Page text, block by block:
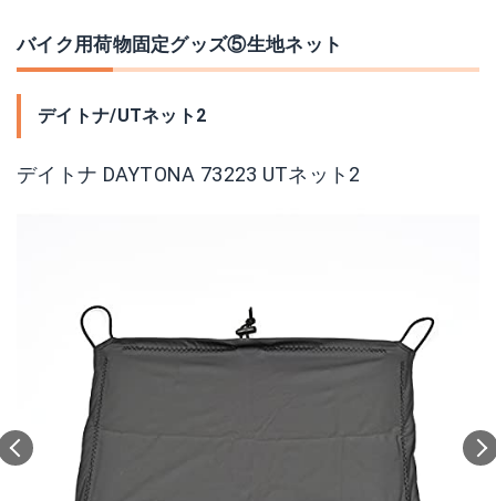
バイク用荷物固定グッズ⑤生地ネット
デイトナ/UTネット2
デイトナ DAYTONA 73223 UTネット2